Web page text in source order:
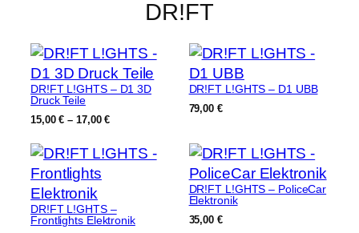
DR!FT
DR!FT L!GHTS – D1 3D
Druck Teile
15,00€ –17,00€Preisspanne:
17,00 €
DR!FT L!GHTS – D1 UBB
79,00 €
DR!FT L!GHTS –
Frontlights Elektronik
DR!FT L!GHTS – PoliceCar
Elektronik
35,00 €